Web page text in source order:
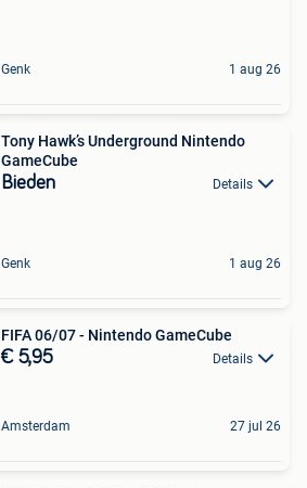
Genk 1 aug 26
Tony Hawk’s Underground Nintendo
GameCube
Bieden Details
Genk 1 aug 26
FIFA 06/07 - Nintendo GameCube
€ 5,95 Details
Amsterdam 27 jul 26